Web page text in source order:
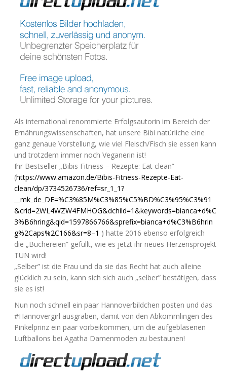
Als inter­na­tio­nal renom­mier­te Erfolgs­au­torin im Bereich der
Ernäh­rungs­wis­sen­schaf­ten, hat unse­re Bibi natür­li­che eine
ganz genaue Vor­stel­lung, wie viel Fleisch/Fisch sie essen kann
und trotz­dem immer noch Vega­ne­rin ist!
Ihr Best­sel­ler „Bibis Fit­ness – Rezep­te: Eat clean”
(https://www.amazon.de/Bibis-Fitness-Rezepte-Eat-
clean/dp/3734526736/ref=sr_1_1?
__mk_de_DE=%C3%85M%C3%85%C5%BD%C3%95%C3%91
&crid=2WL4WZW4FMHOG&dchild=1&keywords=bianca+d%C
3%B6hring&qid=1597866766&sprefix=bianca+d%C3%B6hrin
g%2Caps%2C166&sr=8–1 ) hat­te 2016 eben­so erfolg­reich
die „Büche­rei­en” gefüllt, wie es jetzt ihr neu­es Her­zens­pro­jekt
TUN wird!
„Sel­ber” ist die Frau und da sie das Recht hat auch allei­ne
glück­lich zu sein, kann sich sich auch „sel­ber” bestä­ti­gen, dass
sie es ist!
Nun noch schnell ein paar Han­no­ver­bild­chen pos­ten und das
#Han­no­ver­girl aus­gra­ben, damit von den Abkömm­lin­gen des
Pin­kel­prinz ein paar vor­bei­kom­men, um die auf­ge­bla­se­nen
Luft­bal­lons bei Aga­tha Damen­mo­den zu bestaunen!